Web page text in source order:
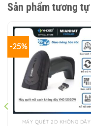
Sản phẩm tương tự
-25%
MÁY QUÉT 2D KHÔNG DÂY